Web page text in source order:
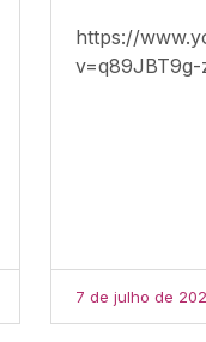
https://
v=q89JBT9g-
7 de julho de